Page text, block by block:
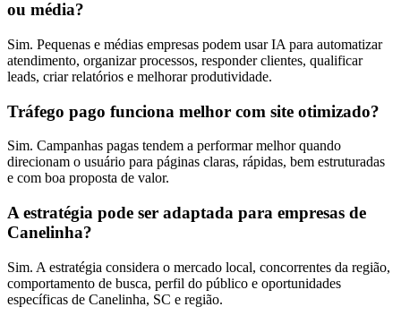
ou média?
Sim. Pequenas e médias empresas podem usar IA para automatizar
atendimento, organizar processos, responder clientes, qualificar
leads, criar relatórios e melhorar produtividade.
Tráfego pago funciona melhor com site otimizado?
Sim. Campanhas pagas tendem a performar melhor quando
direcionam o usuário para páginas claras, rápidas, bem estruturadas
e com boa proposta de valor.
A estratégia pode ser adaptada para empresas de
Canelinha?
Sim. A estratégia considera o mercado local, concorrentes da região,
comportamento de busca, perfil do público e oportunidades
específicas de Canelinha, SC e região.